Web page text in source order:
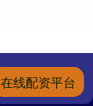
在线配资平台